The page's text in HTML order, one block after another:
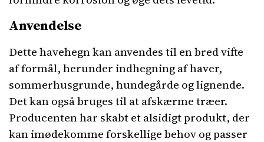
Anvendelse
Dette havehegn kan anvendes til en bred vifte
af formål, herunder indhegning af haver,
sommerhusgrunde, hundegårde og lignende.
Det kan også bruges til at afskærme træer.
Producenten har skabt et alsidigt produkt, der
kan imødekomme forskellige behov og passer